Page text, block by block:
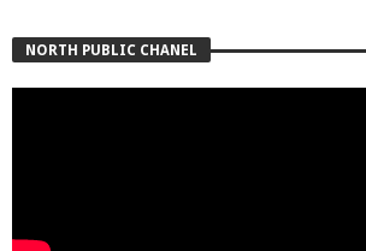
NORTH PUBLIC CHANEL